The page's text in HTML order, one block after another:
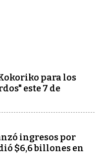
para los
este 7 de
ingresos por
$6,6 billones en